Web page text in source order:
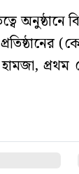
অনুষ্ঠানে
প্রথম